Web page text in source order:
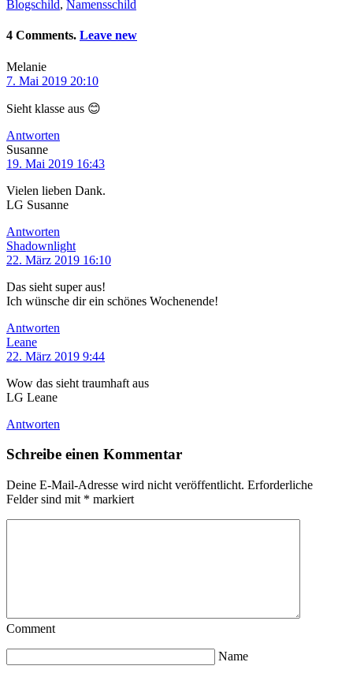
Blogschild, Namensschild
4 Comments. Leave new
Melanie
7. Mai 2019 20:10
Sieht klasse aus 😊
Antworten
Susanne
19. Mai 2019 16:43
Vielen lieben Dank.
LG Susanne
Antworten
Shadownlight
22. März 2019 16:10
Das sieht super aus!
Ich wünsche dir ein schönes Wochenende!
Antworten
Leane
22. März 2019 9:44
Wow das sieht traumhaft aus
LG Leane
Antworten
Schreibe einen Kommentar
Deine E-Mail-Adresse wird nicht veröffentlicht. Erforderliche
Felder sind mit * markiert
Comment
Name